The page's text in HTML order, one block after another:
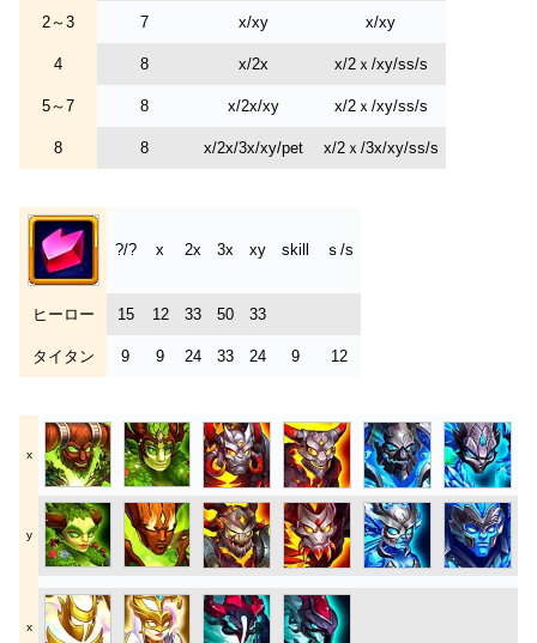
2～3 7 x/xy x/xy
4 8 x/2x x/2ｘ/xy/ss/s
5～7 8 x/2x/xy x/2ｘ/xy/ss/s
8 8 x/2x/3x/xy/pet x/2ｘ/3x/xy/ss/s
?/? x 2x 3x xy skill ｓ/s
ヒーロー 15 12 33 50 33
タイタン 9 9 24 33 24 9 12
x
y
x